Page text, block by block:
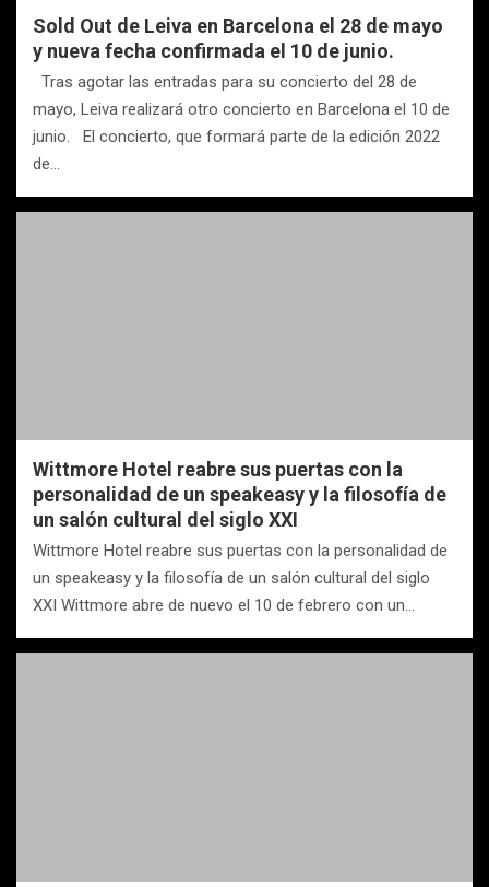
Sold Out de Leiva en Barcelona el 28 de mayo
y nueva fecha confirmada el 10 de junio.
Tras agotar las entradas para su concierto del 28 de
mayo, Leiva realizará otro concierto en Barcelona el 10 de
junio. El concierto, que formará parte de la edición 2022
de…
Wittmore Hotel reabre sus puertas con la
personalidad de un speakeasy y la filosofía de
un salón cultural del siglo XXI
Wittmore Hotel reabre sus puertas con la personalidad de
un speakeasy y la filosofía de un salón cultural del siglo
XXI Wittmore abre de nuevo el 10 de febrero con un…